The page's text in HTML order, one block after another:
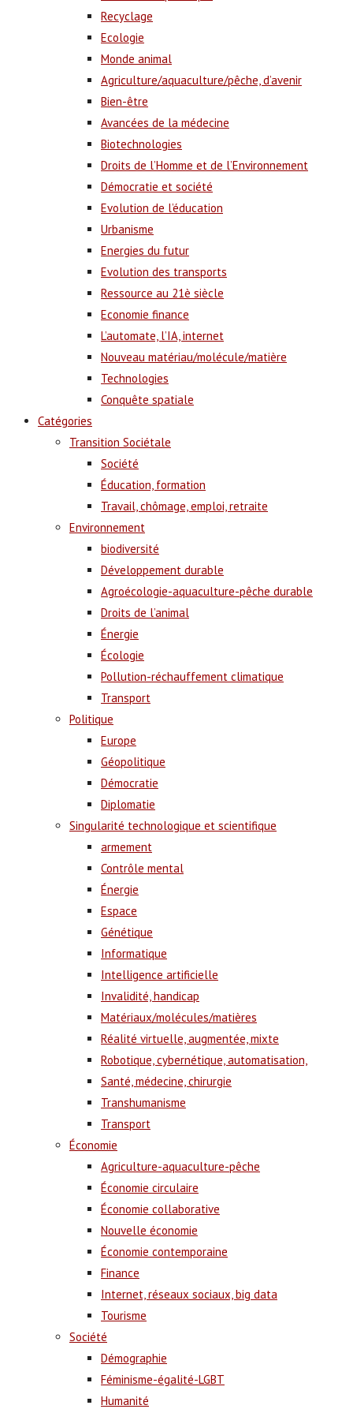
Recyclage
Ecologie
Monde animal
Agriculture/aquaculture/pêche, d’avenir
Bien-être
Avancées de la médecine
Biotechnologies
Droits de l’Homme et de l’Environnement
Démocratie et société
Evolution de l’éducation
Urbanisme
Energies du futur
Evolution des transports
Ressource au 21è siècle
Economie finance
L’automate, l’IA, internet
Nouveau matériau/molécule/matière
Technologies
Conquête spatiale
Catégories
Transition Sociétale
Société
Éducation, formation
Travail, chômage, emploi, retraite
Environnement
biodiversité
Développement durable
Agroécologie-aquaculture-pêche durable
Droits de l’animal
Énergie
Écologie
Pollution-réchauffement climatique
Transport
Politique
Europe
Géopolitique
Démocratie
Diplomatie
Singularité technologique et scientifique
armement
Contrôle mental
Énergie
Espace
Génétique
Informatique
Intelligence artificielle
Invalidité, handicap
Matériaux/molécules/matières
Réalité virtuelle, augmentée, mixte
Robotique, cybernétique, automatisation,
Santé, médecine, chirurgie
Transhumanisme
Transport
Économie
Agriculture-aquaculture-pêche
Économie circulaire
Économie collaborative
Nouvelle économie
Économie contemporaine
Finance
Internet, réseaux sociaux, big data
Tourisme
Société
Démographie
Féminisme-égalité-LGBT
Humanité